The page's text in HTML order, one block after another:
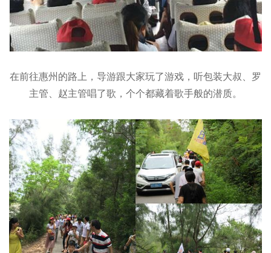
在前往惠州的路上，导游跟大家玩了游戏，听包装大叔、罗
主管、赵主管唱了歌，个个都藏着歌手般的潜质。